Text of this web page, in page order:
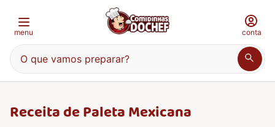
menu
O que vamos preparar?
conta
Receita de Paleta Mexicana